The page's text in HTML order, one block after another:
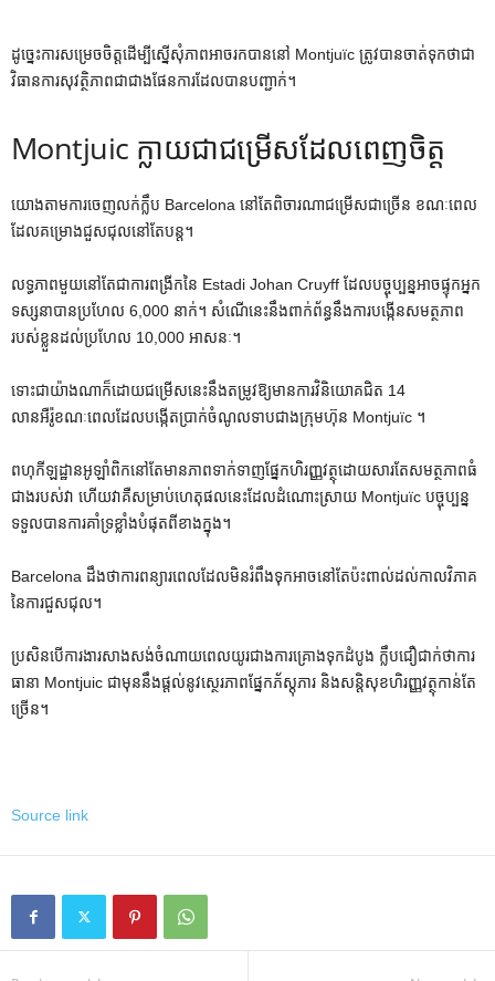
ដូច្នេះការសម្រេចចិត្តដើម្បីស្នើសុំភាពអាចរកបាននៅ Montjuïc ត្រូវបានចាត់ទុកថាជា
វិធានការសុវត្ថិភាពជាជាងផែនការដែលបានបញ្ជាក់។
Montjuic ក្លាយជាជម្រើសដែលពេញចិត្ត
យោងតាមការចេញលក់ក្លឹប Barcelona នៅតែពិចារណាជម្រើសជាច្រើន ខណៈពេល
ដែលគម្រោងជួសជុលនៅតែបន្ត។
លទ្ធភាពមួយនៅតែជាការពង្រីកនៃ Estadi Johan Cruyff ដែលបច្ចុប្បន្នអាចផ្ទុកអ្នក
ទស្សនាបានប្រហែល 6,000 នាក់។ សំណើនេះនឹងពាក់ព័ន្ធនឹងការបង្កើនសមត្ថភាព
របស់ខ្លួនដល់ប្រហែល 10,000 អាសនៈ។
ទោះជាយ៉ាងណាក៏ដោយជម្រើសនេះនឹងតម្រូវឱ្យមានការវិនិយោគជិត 14
លានអឺរ៉ូខណៈពេលដែលបង្កើតប្រាក់ចំណូលទាបជាងក្រុមហ៊ុន Montjuïc ។
ពហុកីឡដ្ឋានអូឡាំពិកនៅតែមានភាពទាក់ទាញផ្នែកហិរញ្ញវត្ថុដោយសារតែសមត្ថភាពធំ
ជាងរបស់វា ហើយវាគឺសម្រាប់ហេតុផលនេះដែលដំណោះស្រាយ Montjuïc បច្ចុប្បន្ន
ទទួលបានការគាំទ្រខ្លាំងបំផុតពីខាងក្នុង។
Barcelona ដឹងថាការពន្យារពេលដែលមិនរំពឹងទុកអាចនៅតែប៉ះពាល់ដល់កាលវិភាគ
នៃការជួសជុល។
ប្រសិនបើការងារសាងសង់ចំណាយពេលយូរជាងការគ្រោងទុកដំបូង ក្លឹបជឿជាក់ថាការ
ធានា Montjuic ជាមុននឹងផ្តល់នូវស្ថេរភាពផ្នែកភ័ស្តុភារ និងសន្តិសុខហិរញ្ញវត្ថុកាន់តែ
ច្រើន។
Source link